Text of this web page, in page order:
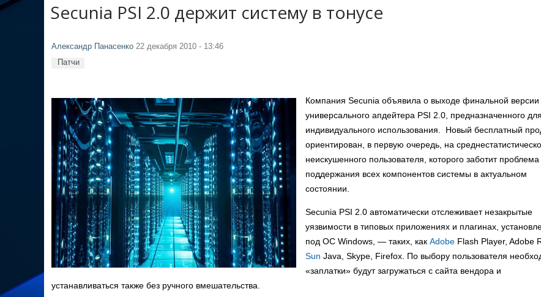
Secunia PSI 2.0 держит систему в тонусе
Александр Панасенко 22 декабря 2010 - 13:46
Патчи
Компания Secunia объявила о выходе финальной версии
универсального апдейтера PSI 2.0, предназначенного для
индивидуального использования. Новый бесплатный
ориентирован, в первую очередь, на
неискушенного пользователя, которого заботит проблема
поддержания всех компонентов системы в актуальном
состоянии.
Secunia PSI 2.0 автоматически отслеживает незакрытые
уязвимости в типовых приложениях и плагинах,
под ОС Windows, — таких, как Adobe Flash Player, Adobe
Sun Java, Skype, Firefox. По выбору пользователя
«заплатки» будут загружаться с сайта вендора и
устанавливаться также без ручного вмешательства.